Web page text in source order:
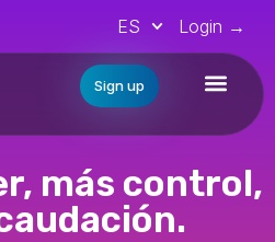
ES Login →
Sign up
más control,